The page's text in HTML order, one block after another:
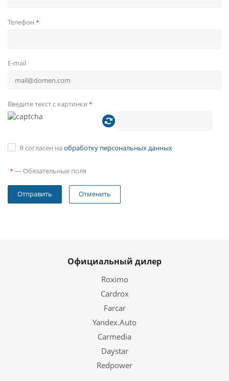
Телефон *
E-mail
Введите текст с картинки *
Я согласен на обработку персональных данных
* — Обязательные поля
Отменить
Официальный дилер
Roximo
Cardrox
Farcar
Yandex.Auto
Carmedia
Daystar
Redpower